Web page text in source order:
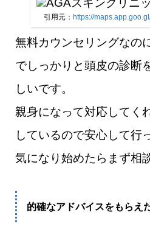
引用元： https://
無料カウンセリングなの
でしっかりと頭皮の診断
しいです。
親身になって対応してく
しているので安心して行
気になり始めたらまず相
的確なアドバイスをもらえ